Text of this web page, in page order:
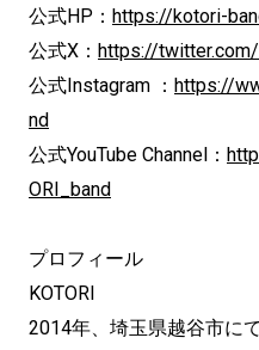
公式HP： https://kotori-
公式X： https://twitter.com/
公式Instagram ： https://
nd
公式YouTube Channel：
ORI_band
プロフィール
KOTORI
2014年、埼玉県越谷市に